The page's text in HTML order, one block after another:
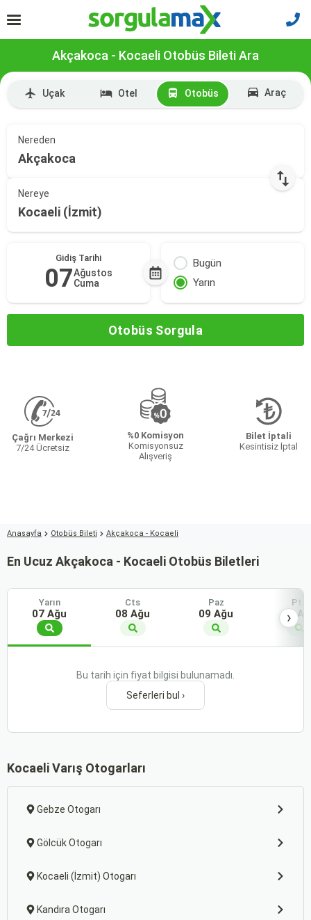
Akçakoca - Kocaeli Otobüs Bileti Ara
Uçak Otel Otobüs Araç
Nereden
Akçakoca
Nereye
Kocaeli (İzmit)
Gidiş Tarihi
07Ağustos
Cuma
Bugün
Yarın
Otobüs Sorgula
Çağrı Merkezi
7/24 Ücretsiz
%0 Komisyon
Komisyonsuz
Alışveriş
Bilet İptali
Kesintisiz İptal
Anasayfa Otobüs Bileti Akçakoca - Kocaeli
En Ucuz Akçakoca - Kocaeli Otobüs Biletleri
Yarın
07 Ağu
Cts
08 Ağu
Paz
09 Ağu
Pts
10
›
Bu tarih için fiyat bilgisi bulunamadı.
Seferleri bul ›
Kocaeli Varış Otogarları
Gebze Otogarı
Gölcük Otogarı
Kocaeli (İzmit) Otogarı
Kandıra Otogarı